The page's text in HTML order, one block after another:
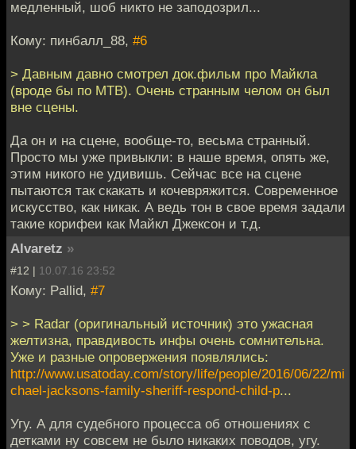
медленный, шоб никто не заподозрил...
Кому: пинбалл_88, #6
> Давным давно смотрел док.фильм про Майкла
(вроде бы по МТВ). Очень странным челом он был
вне сцены.
Да он и на сцене, вообще-то, весьма странный.
Просто мы уже привыкли: в наше время, опять же,
этим никого не удивишь. Сейчас все на сцене
пытаются так скакать и кочевряжится. Современное
искусство, как никак. А ведь тон в свое время задали
такие корифеи как Майкл Джексон и т.д.
Alvaretz »
#12 | 10.07.16 23:52
Кому: Pallid, #7
> > Radar (оригинальный источник) это ужасная
желтизна, правдивость инфы очень сомнительна.
Уже и разные опровержения появлялись:
http://www.usatoday.com/story/life/people/2016/06/22/mi
chael-jacksons-family-sheriff-respond-child-p...
Угу. А для судебного процесса об отношениях с
детками ну совсем не было никаких поводов, угу.